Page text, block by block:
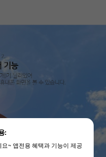
:
~ 앱전용 혜택과 기능이 제공